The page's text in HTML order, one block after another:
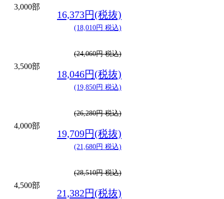
3,000部
16,373円(税抜)
(18,010円 税込)
3,500部
(24,060円 税込)
18,046円(税抜)
(19,850円 税込)
4,000部
(26,280円 税込)
19,709円(税抜)
(21,680円 税込)
4,500部
(28,510円 税込)
21,382円(税抜)